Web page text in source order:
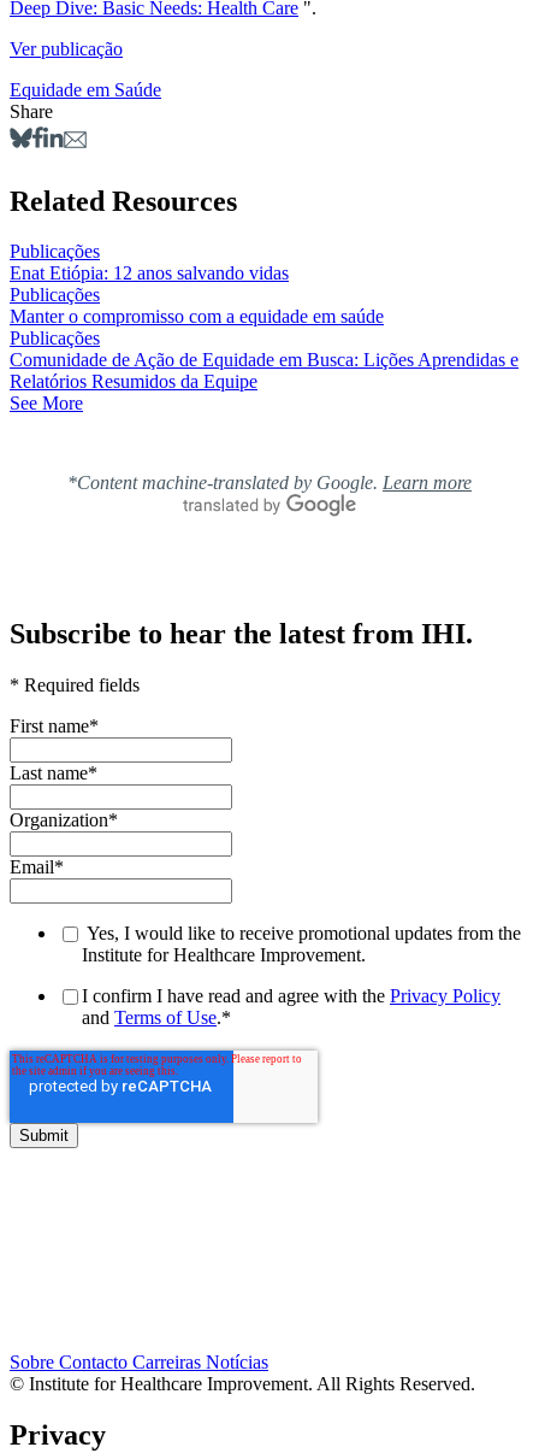
Deep Dive: Basic Needs: Health Care ".
Ver publicação
Equidade em Saúde
Share
Related Resources
Publicações
Enat Etiópia: 12 anos salvando vidas
Publicações
Manter o compromisso com a equidade em saúde
Publicações
Comunidade de Ação de Equidade em Busca: Lições Aprendidas e
Relatórios Resumidos da Equipe
See More
*Content machine-translated by Google. Learn more
Subscribe to hear the latest from IHI.
* Required fields
First name*
Last name*
Organization*
Email*
Yes, I would like to receive promotional updates from the
Institute for Healthcare Improvement.
I confirm I have read and agree with the Privacy Policy
and Terms of Use.*
Sobre Contacto Carreiras Notícias
© Institute for Healthcare Improvement. All Rights Reserved.
Privacy